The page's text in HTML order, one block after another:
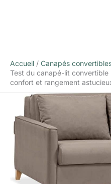
Accueil
Canapés
Test du canapé-lit convertible
confort et rangement